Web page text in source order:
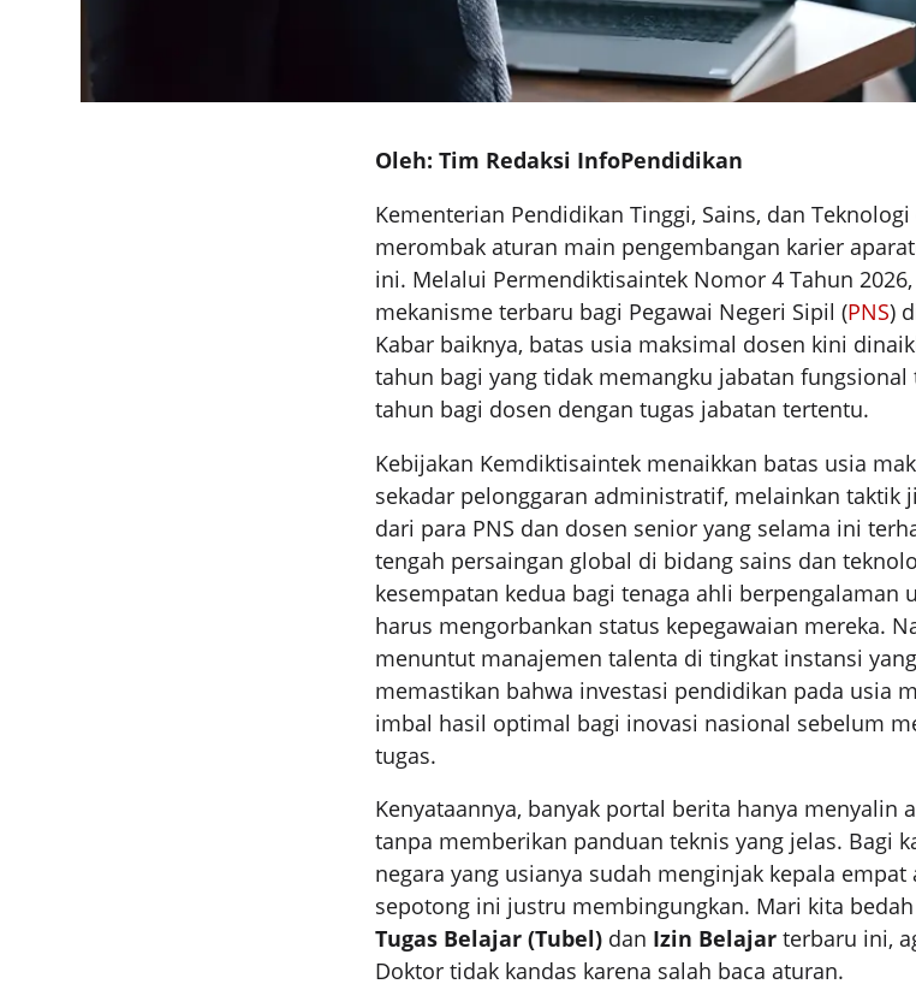
Oleh: Tim Redaksi InfoPendidikan
Kementerian Pendidikan Tinggi, Sains, dan Teknologi
merombak aturan main pengembangan karier
ini. Melalui Permendiktisaintek Nomor 4 Tahun
mekanisme terbaru bagi Pegawai Negeri Sipil (PNS)
Kabar baiknya, batas usia maksimal dosen kini
tahun bagi yang tidak memangku jabatan
tahun bagi dosen dengan tugas jabatan tertentu.
Kebijakan Kemdiktisaintek menaikkan batas usia
sekadar pelonggaran administratif, melainkan taktik
dari para PNS dan dosen senior yang selama ini
tengah persaingan global di bidang sains dan
kesempatan kedua bagi tenaga ahli
harus mengorbankan status kepegawaian mereka.
menuntut manajemen talenta di tingkat instansi
memastikan bahwa investasi pendidikan pada usia
imbal hasil optimal bagi inovasi nasional sebelum
tugas.
Kenyataannya, banyak portal berita hanya menyalin
tanpa memberikan panduan teknis yang jelas. Bagi
negara yang usianya sudah menginjak kepala
sepotong ini justru membingungkan. Mari kita
Tugas Belajar (Tubel) dan Izin Belajar terbaru ini,
Doktor tidak kandas karena salah baca aturan.